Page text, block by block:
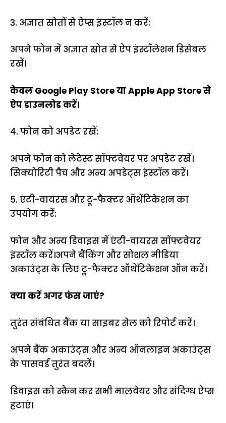
3. अज्ञात स्रोतों से ऐप्स इंस्टॉल न करें:
अपने फोन में अज्ञात स्रोत से ऐप इंस्टॉलेशन डिसेबल
रखें।
केवल Google Play Store या Apple App Store से
ऐप डाउनलोड करें।
4. फोन को अपडेट रखें:
अपने फोन को लेटेस्ट सॉफ्टवेयर पर अपडेट रखें।
सिक्योरिटी पैच और अन्य अपडेट्स इंस्टॉल करें।
5. एंटी-वायरस और टू-फैक्टर ऑथेंटिकेशन का
उपयोग करें:
फोन और अन्य डिवाइस में एंटी-वायरस सॉफ्टवेयर
इंस्टॉल करें।अपने बैंकिंग और सोशल मीडिया
अकाउंट्स के लिए टू-फैक्टर ऑथेंटिकेशन ऑन करें।
क्या करें अगर फंस जाएं?
तुरंत संबंधित बैंक या साइबर सेल को रिपोर्ट करें।
अपने बैंक अकाउंट्स और अन्य ऑनलाइन अकाउंट्स
के पासवर्ड तुरंत बदलें।
डिवाइस को स्कैन कर सभी मालवेयर और संदिग्ध ऐप्स
हटाएं।